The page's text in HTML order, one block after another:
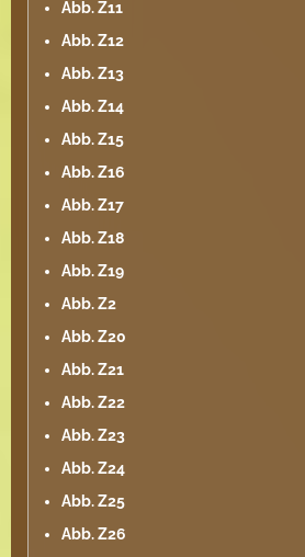
Abb. Z11
Abb. Z12
Abb. Z13
Abb. Z14
Abb. Z15
Abb. Z16
Abb. Z17
Abb. Z18
Abb. Z19
Abb. Z2
Abb. Z20
Abb. Z21
Abb. Z22
Abb. Z23
Abb. Z24
Abb. Z25
Abb. Z26